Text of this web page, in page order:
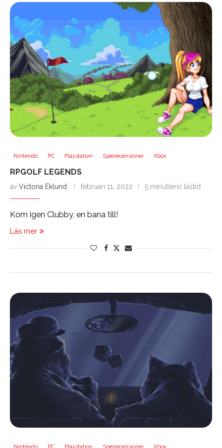
Nintendo PC Playstation Spelrecensioner Xbox
RPGOLF LEGENDS
av Victoria Eklund februari 11, 2022 5 minut(ers) lästid
Kom igen Clubby, en bana till!
Läs mer